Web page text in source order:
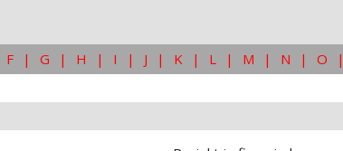
F | G | H | I | J | K | L | M | N | O |